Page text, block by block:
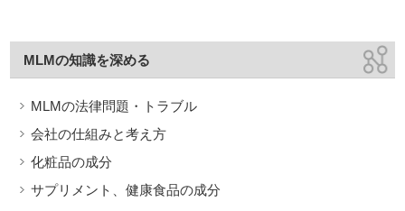
MLMの知識を深める
MLMの法律問題・トラブル
会社の仕組みと考え方
化粧品の成分
サプリメント、健康食品の成分